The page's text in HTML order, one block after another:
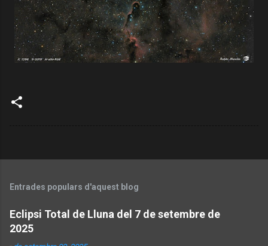
Entrades populars d'aquest blog
Eclipsi Total de Lluna del 7 de setembre de
2025